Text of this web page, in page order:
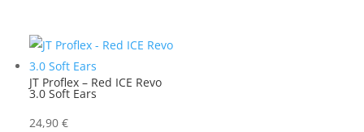
JT Proflex – Red ICE Revo
3.0 Soft Ears
24,90€